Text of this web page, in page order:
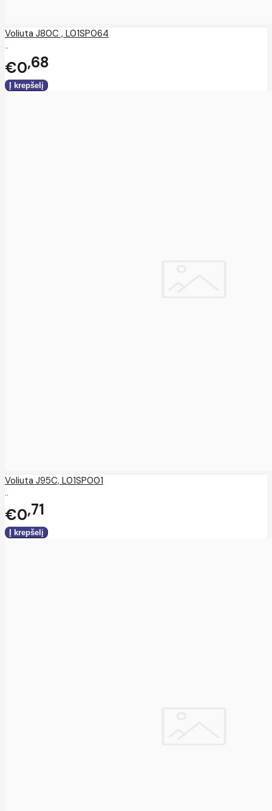
Voliuta J80C , L01SP064
..
€0 68
Voliuta J95C, L01SP001
..
€0 71